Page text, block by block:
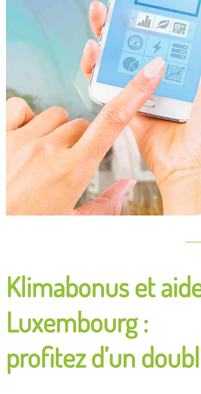
Klimabonus et
Luxembourg :
profitez d’un